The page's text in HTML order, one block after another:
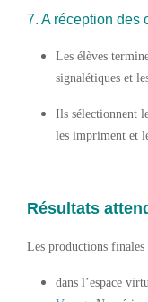
7. A réception des
Les élèves
signalétiques et
Ils sélectionnent
les impriment et
Résultats
Les productions finales
dans l’espace